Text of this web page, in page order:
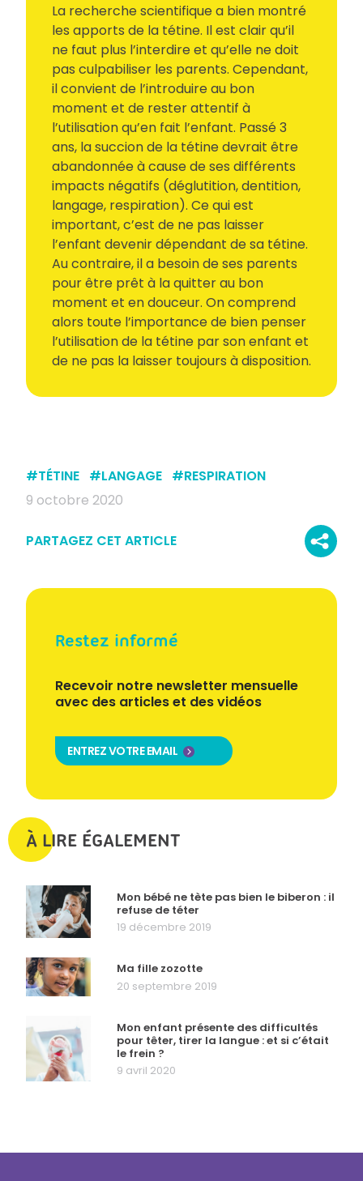
Restez informé
Recevoir notre newsletter mensuelle
avec des articles et des vidéos
ENTREZ VOTRE EMAIL
À LIRE ÉGALEMENT
Mon bébé ne tète pas bien le biberon : il
refuse de téter
19 décembre 2019
Ma fille zozotte
20 septembre 2019
Mon enfant présente des difficultés
pour têter, tirer la langue : et si c’était
le frein ?
9 avril 2020
La recherche scientifique a bien montré
les apports de la tétine. Il est clair qu’il
ne faut plus l’interdire et qu’elle ne doit
pas culpabiliser les parents. Cependant,
il convient de l’introduire au bon
moment et de rester attentif à
l’utilisation qu’en fait l’enfant. Passé 3
ans, la succion de la tétine devrait être
abandonnée à cause de ses différents
impacts négatifs (déglutition, dentition,
langage, respiration). Ce qui est
important, c’est de ne pas laisser
l’enfant devenir dépendant de sa tétine.
Au contraire, il a besoin de ses parents
pour être prêt à la quitter au bon
moment et en douceur. On comprend
alors toute l’importance de bien penser
l’utilisation de la tétine par son enfant et
de ne pas la laisser toujours à disposition.
#TÉTINE #LANGAGE #RESPIRATION
9 octobre 2020
PARTAGEZ CET ARTICLE